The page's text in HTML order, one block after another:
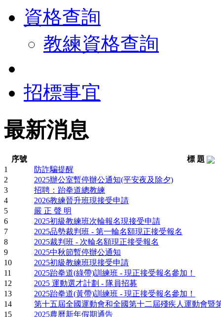
資格查詢
教練資格查詢
招標事宜
最新消息
序號
標 題
1
防詐騙提醒
2
2025辦公室暫停辦公通知(平安夜及除夕)
3
招聘：跆拳道總教練
4
2026教練晉升班現接受申請
5
嚴 正 聲 明
6
2025初級教練班次輪報名現接受申請
7
2025品勢裁判班 - 第一輪名額現正接受報名
8
2025裁判班 - 次輪名額現正接受報名
9
2025中秋節暫停辦公通知
10
2025初級教練班現接受申請
11
2025跆拳道(綠帶)訓練班 - 現正接受報名參加！
12
2025 運動選才計劃 - 隊員招募
13
2025跆拳道(黃帶)訓練班 - 現正接受報名參加！
14
第十五屆全國運動會和全國第十二屆殘疾人運動會暨
15
2025農曆新年假期通告